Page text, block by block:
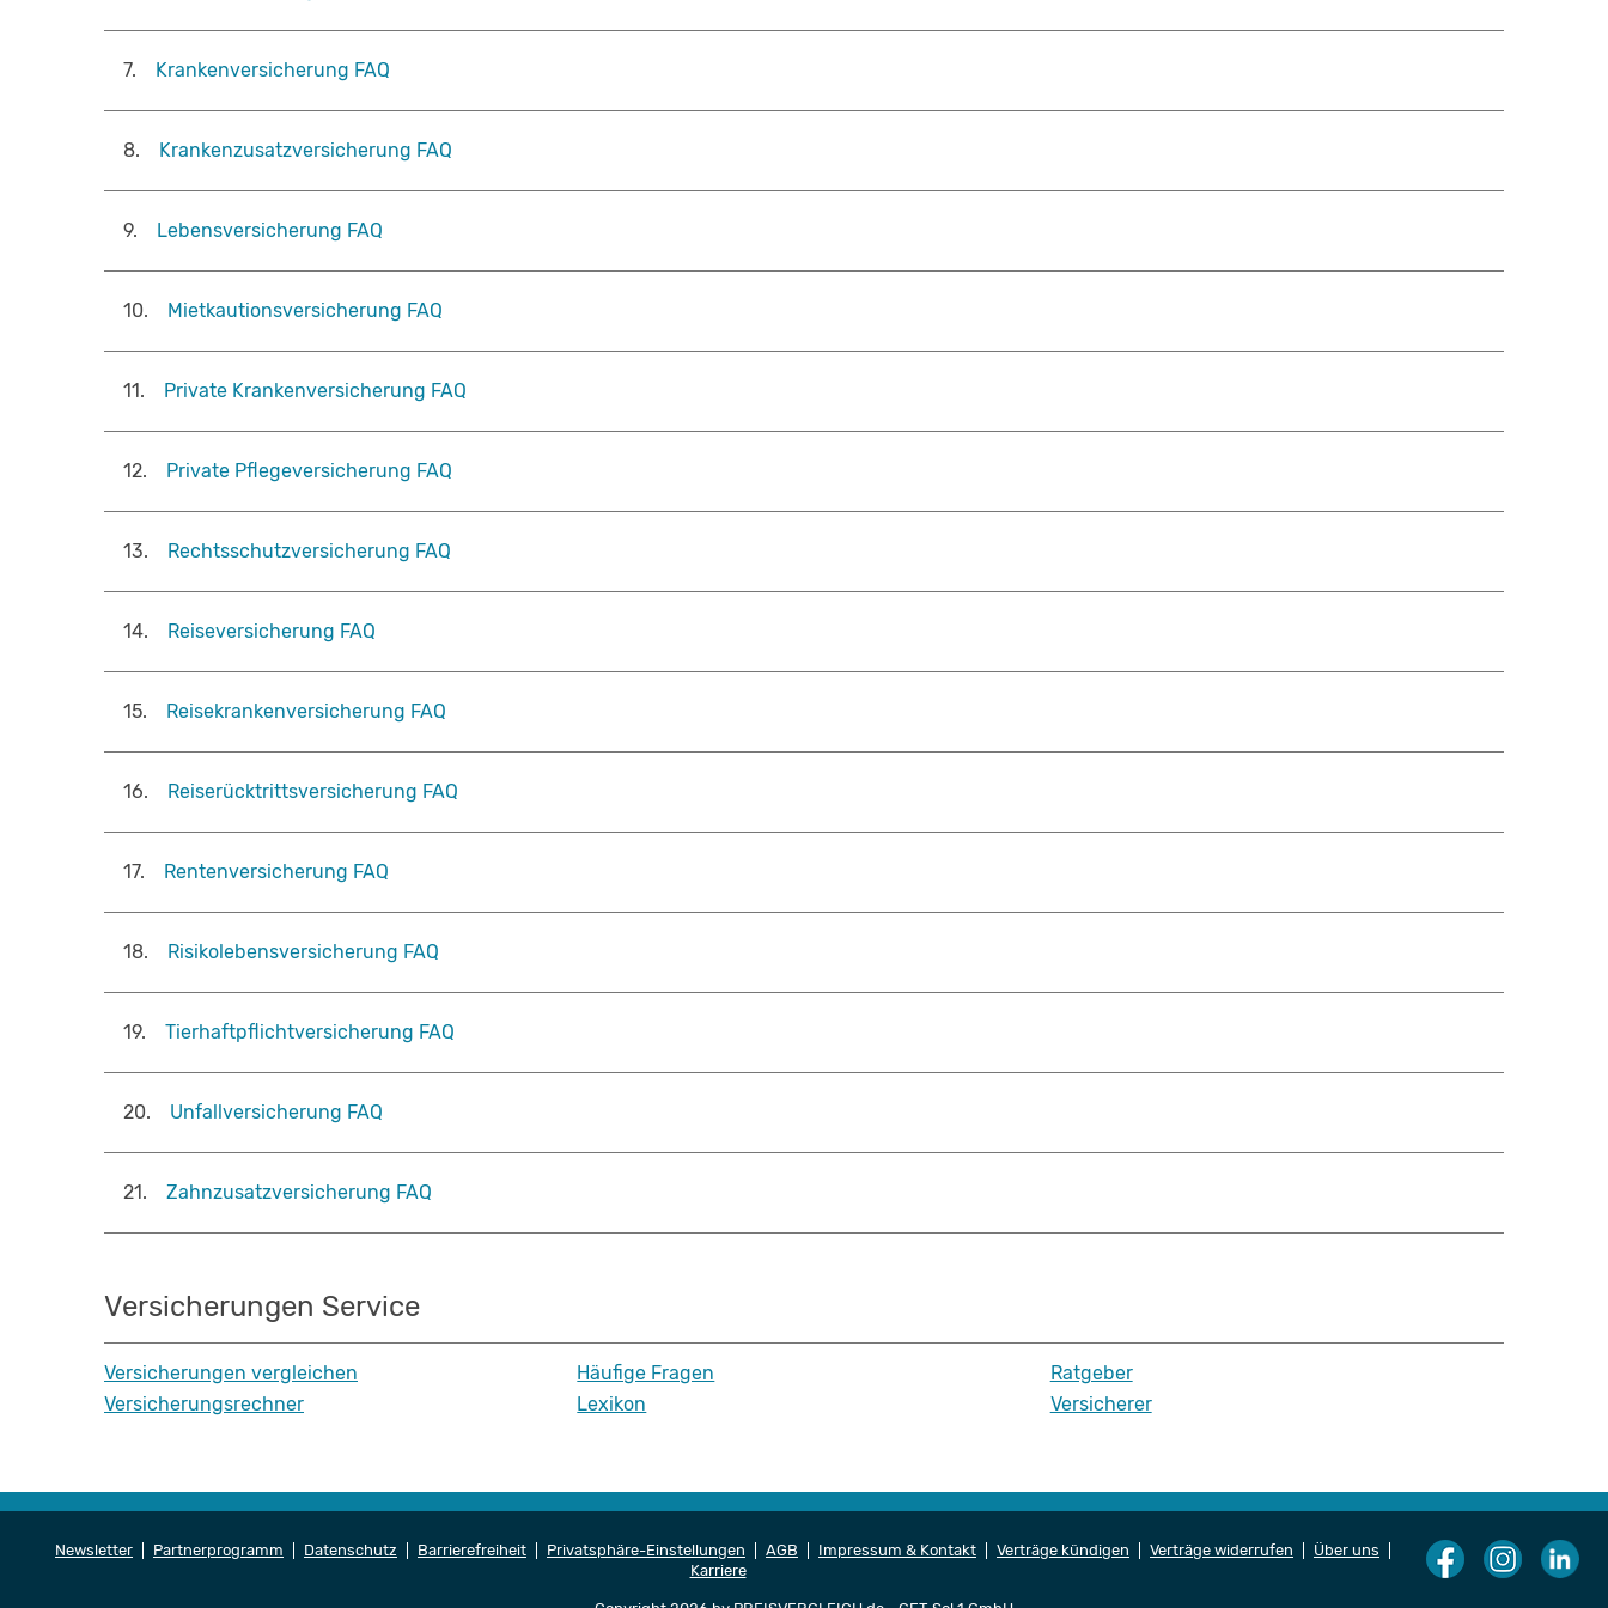
7. Krankenversicherung FAQ
8. Krankenzusatzversicherung FAQ
9. Lebensversicherung FAQ
10. Mietkautionsversicherung FAQ
11. Private Krankenversicherung FAQ
12. Private Pflegeversicherung FAQ
13. Rechtsschutzversicherung FAQ
14. Reiseversicherung FAQ
15. Reisekrankenversicherung FAQ
16. Reiserücktrittsversicherung FAQ
17. Rentenversicherung FAQ
18. Risikolebensversicherung FAQ
19. Tierhaftpflichtversicherung FAQ
20. Unfallversicherung FAQ
21. Zahnzusatzversicherung FAQ
Versicherungen Service
Versicherungen vergleichen
Versicherungsrechner
Häufige Fragen
Lexikon
Ratgeber
Versicherer
Newsletter Partnerprogramm Datenschutz Barrierefreiheit Privatsphäre-Einstellungen AGB Impressum & Kontakt Verträge kündigen Verträge widerrufen
Über uns
Karriere